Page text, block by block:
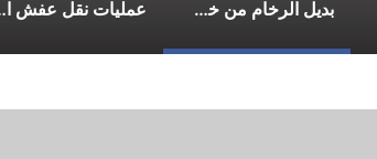
بديل الرخام من خط الفخامة: الاستخدامات والمزايا والعيوب عمليات نقل